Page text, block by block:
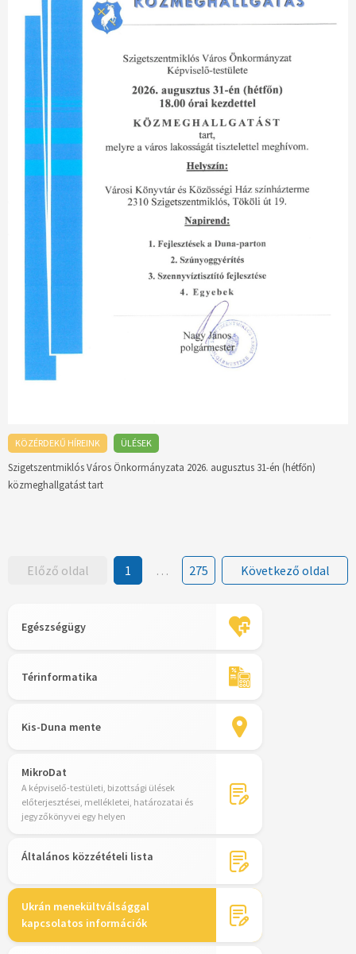
KÖZÉRDEKŰ HÍREINK ÜLÉSEK
Szigetszentmiklós Város Önkormányzata 2026. augusztus 31-én (hétfőn)
közmeghallgatást tart
Előző oldal 1 … 275 Következő oldal
Egészségügy
Térinformatika
Kis-Duna mente
MikroDat
A képviselő-testületi, bizottsági ülések
előterjesztései, mellékletei, határozatai és
jegyzőkönyvei egy helyen
Általános közzétételi lista
Ukrán menekültválsággal
kapcsolatos információk